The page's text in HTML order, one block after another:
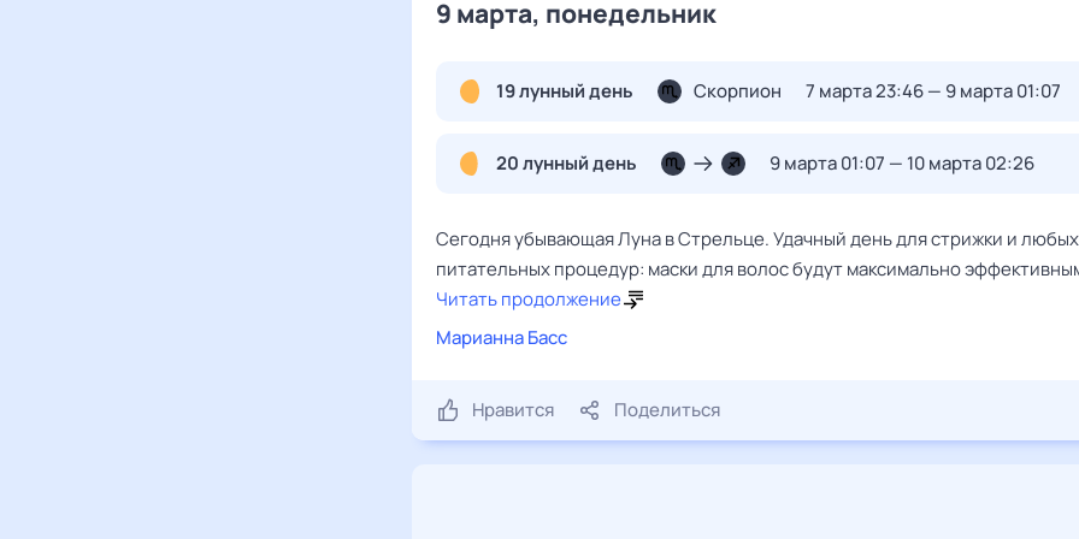
9 марта, понедельник
19 лунный день Скорпион 7 марта 23:46 — 9 марта 01:07
20 лунный день 9 марта 01:07 — 10 марта 02:26
Сегодня убывающая Луна в Стрельце. Удачный день для стрижки и любых
питательных процедур: маски для волос будут максимально
Читать продолжение
Марианна Басс
Нравится Поделиться